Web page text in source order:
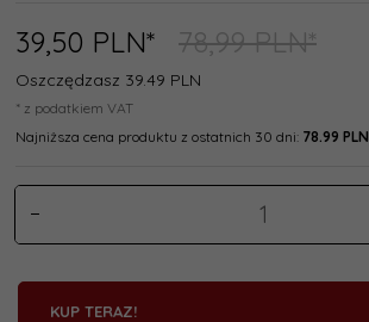
39,50 PLN* 78,99 PLN*
Oszczędzasz 39.49 PLN
* z podatkiem VAT
Najniższa cena produktu z ostatnich 30 dni: 78.99 PLN
KUP TERAZ!